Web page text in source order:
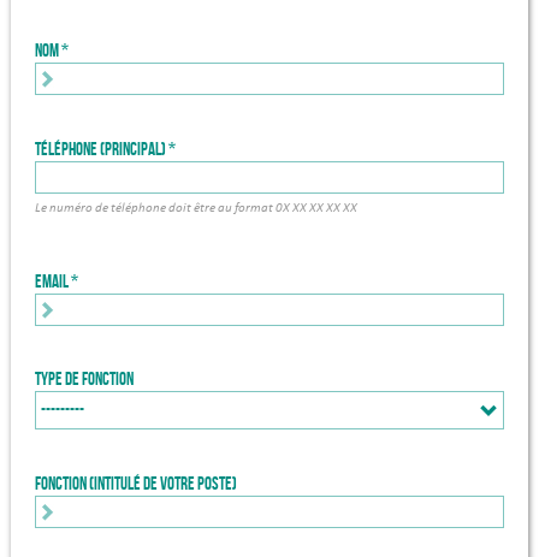
Nom
Téléphone (principal)
Le numéro de téléphone doit être au format 0X XX XX XX XX
Email
Type de fonction
Fonction (intitulé de votre poste)